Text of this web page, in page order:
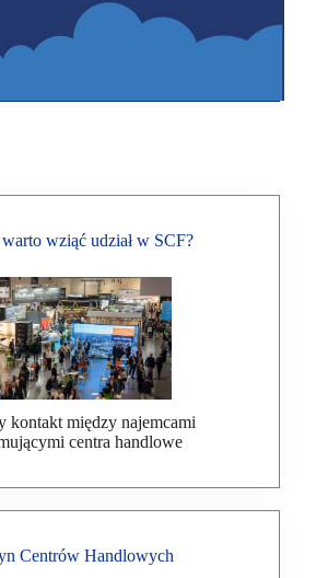
wziąć udział w SCF?
kontakt między najemcami
centra handlowe
Centrów Handlowych